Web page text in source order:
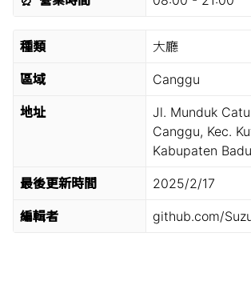
種類 大廳
區域 Canggu
地址
Jl. Munduk
Canggu, Kec.
Kabupaten
最後更新時間 2025/2/17
編輯者 github.com/